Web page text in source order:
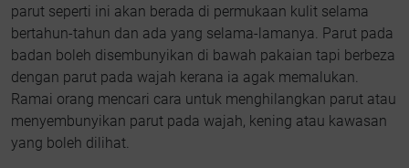
parut seperti ini akan berada di permukaan kulit selama
bertahun-tahun dan ada yang selama-lamanya. Parut pada
badan boleh disembunyikan di bawah pakaian tapi berbeza
dengan parut pada wajah kerana ia agak memalukan.
Ramai orang mencari cara untuk menghilangkan parut atau
menyembunyikan parut pada wajah, kening atau kawasan
yang boleh dilihat.